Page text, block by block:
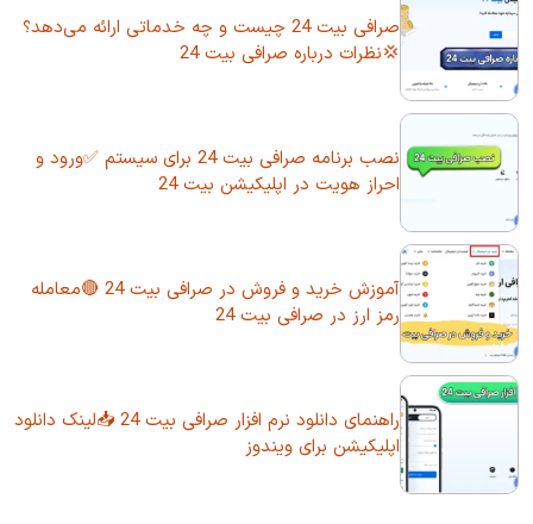
صرافی بیت 24 چیست و چه خدماتی ارائه می‌دهد؟
💢نظرات درباره صرافی بیت 24
نصب برنامه صرافی بیت 24 برای سیستم ✅ورود و
احراز هویت در اپلیکیشن بیت 24
آموزش خرید و فروش در صرافی بیت 24 🔴معامله
رمز ارز در صرافی بیت 24
راهنمای دانلود نرم افزار صرافی بیت 24 📥لینک دانلود
اپلیکیشن برای ویندوز